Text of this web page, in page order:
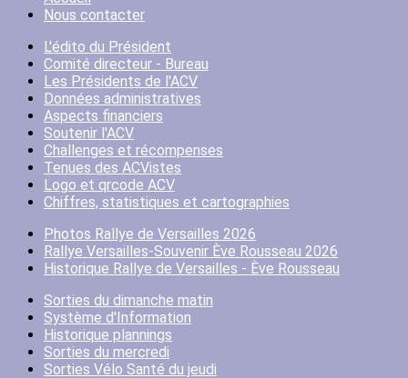
Nous contacter
L'édito du Président
Comité directeur - Bureau
Les Présidents de l'ACV
Données administratives
Aspects financiers
Soutenir l'ACV
Challenges et récompenses
Tenues des ACVistes
Logo et qrcode ACV
Chiffres, statistiques et cartographies
Photos Rallye de Versailles 2026
Rallye Versailles-Souvenir Ève Rousseau 2026
Historique Rallye de Versailles - Ève Rousseau
Sorties du dimanche matin
Système d'Information
Historique plannings
Sorties du mercredi
Sorties Vélo Santé du jeudi